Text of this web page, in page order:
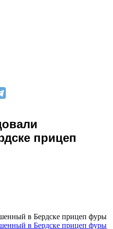
прицеп
в Бердске прицеп фуры